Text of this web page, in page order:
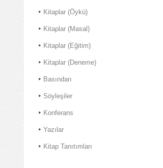
Kitaplar (Öykü)
Kitaplar (Masal)
Kitaplar (Eğitim)
Kitaplar (Deneme)
Basından
Söyleşiler
Konferans
Yazılar
Kitap Tanıtımları